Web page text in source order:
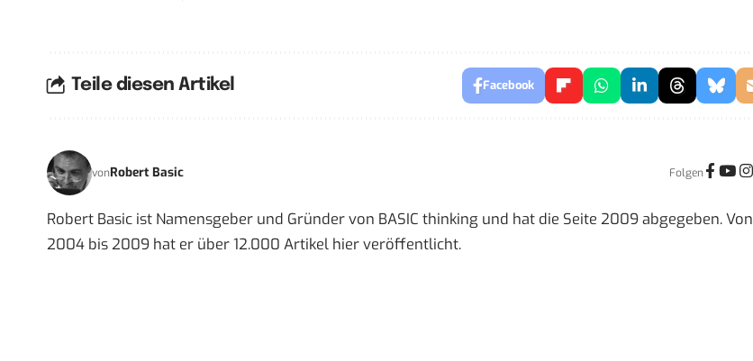
Teile diesen Artikel Facebook
vonRobert Basic Folgen
Robert Basic ist Namensgeber und Gründer von BASIC thinking und hat die Seite 2009 abgegeben. Von
2004 bis 2009 hat er über 12.000 Artikel hier veröffentlicht.